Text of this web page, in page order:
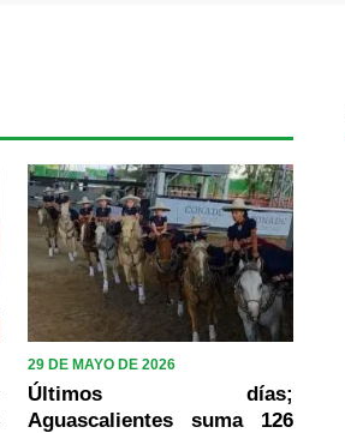
29 DE MAYO DE 2026
Últimos días;
Aguascalientes suma 126